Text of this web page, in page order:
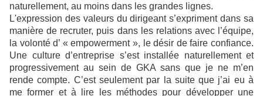
naturellement, au moins dans les grandes lignes.
L'expression des valeurs du dirigeant s’expriment dans sa
manière de recruter, puis dans les relations avec l’équipe,
la volonté d’ « empowerment », le désir de faire confiance.
Une culture d’entreprise s’est installée naturellement et
progressivement au sein de GKA sans que je ne m’en
rende compte. C’est seulement par la suite que j’ai eu à
me former et à lire les méthodes pour développer une